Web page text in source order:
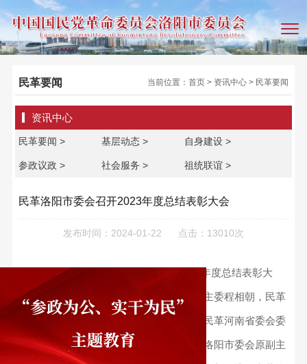
民革要闻 当前位置：首页 > 资讯中心 > 民革要闻
资讯中心
民革要闻 > 基层动态 > 自身建设 >
参政议政 > 社会服务 > 祖统联谊 >
民革洛阳市委会召开2023年度总结表彰大会
发布时间：2024-01-22 点击：13010次
1月20日，民革洛阳市委会召开2023年度总结表彰大
会。洛阳市政协副主席、民革洛阳市委会主委程相朝，民革
洛阳市委会副主委李克寒、黄亮、张毅，民革河南省委会委
员、祖国和平统一促进委员会主任、民革洛阳市委会原副主